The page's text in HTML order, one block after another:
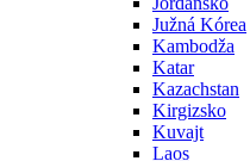
Južná Kórea
Kambodža
Katar
Kazachstan
Kirgizsko
Kuvajt
Laos